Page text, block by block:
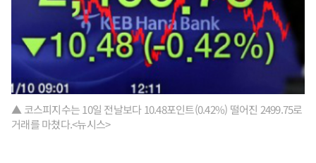
▲ 코스피지수는 10일 전날보다 10.48포인트(0.42%) 떨어진 2499.75로
거래를 마쳤다.<뉴시스>